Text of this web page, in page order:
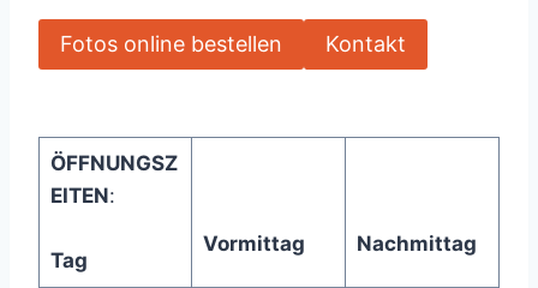
Fotos online bestellen Kontakt
ÖFFNUNGSZ
EITEN:
Tag
Vormittag Nachmittag